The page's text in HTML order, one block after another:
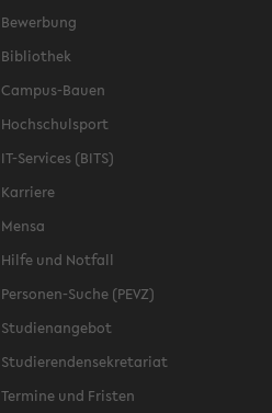
Bewerbung
Bibliothek
Campus-Bauen
Hochschulsport
IT-Services (BITS)
Karriere
Mensa
Hilfe und Notfall
Personen-Suche (PEVZ)
Studienangebot
Studierendensekretariat
Termine und Fristen